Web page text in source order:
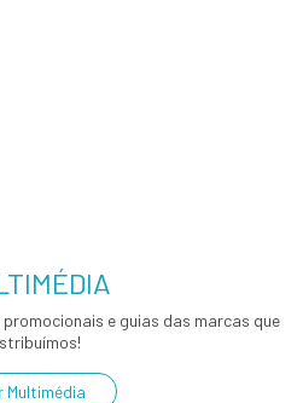
e guias das marcas que
Multimédia